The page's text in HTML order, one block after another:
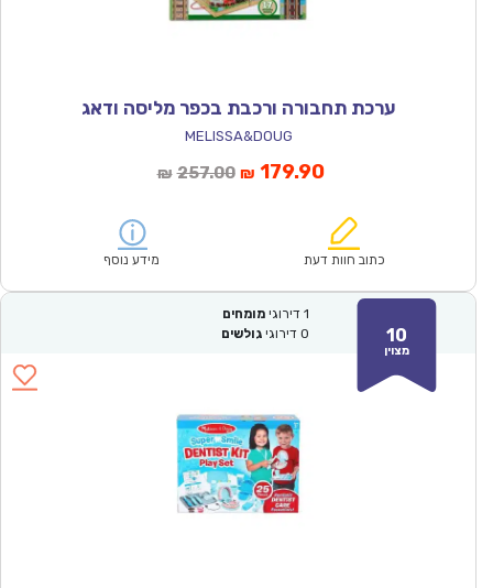
ערכת תחבורה ורכבת בכפר מליסה ודאג
MELISSA&DOUG
₪ 257.00המחיר
₪257.00.
₪ 179.90המחיר
הוא:
כתוב חוות דעת מידע נוסף
10
מצוין
1 דירוגי מומחים
0 דירוגי גולשים